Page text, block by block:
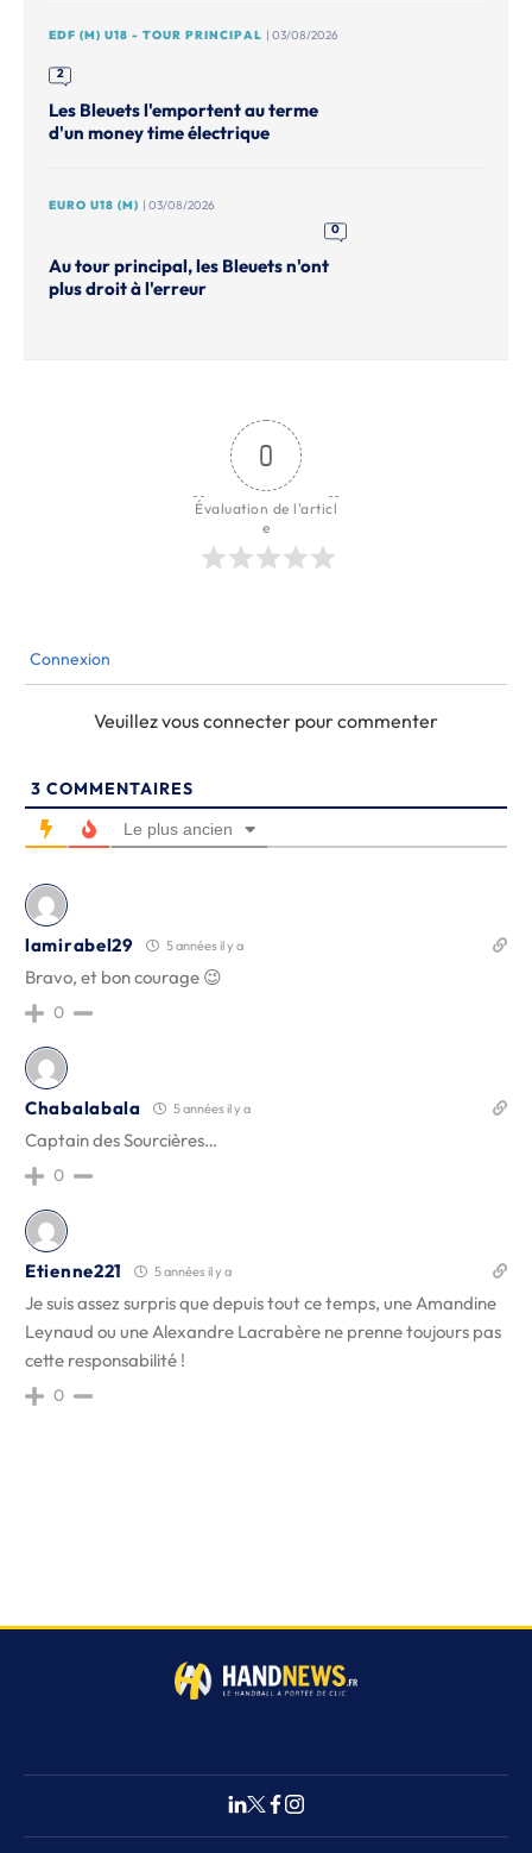
EDF (M) U18 - TOUR PRINCIPAL | 03/08/2026
2
Les Bleuets l'emportent au terme
d'un money time électrique
EURO U18 (M) | 03/08/2026
0
Au tour principal, les Bleuets n'ont
plus droit à l'erreur
0
Évaluation de l'articl
e
Connexion
Veuillez vous connecter pour commenter
3 COMMENTAIRES
Le plus ancien
lamirabel29 5 années il y a
Bravo, et bon courage 😉
0
Chabalabala 5 années il y a
Captain des Sourcières…
0
Etienne221 5 années il y a
Je suis assez surpris que depuis tout ce temps, une Amandine
Leynaud ou une Alexandre Lacrabère ne prenne toujours pas
cette responsabilité !
0